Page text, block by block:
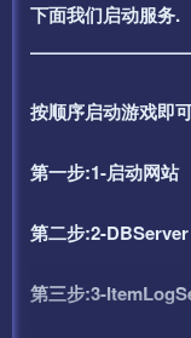
下面我们启动服务.
按顺序启动游戏即可
第一步:1-启动网站
第二步:2-DBServer
第三步:3-